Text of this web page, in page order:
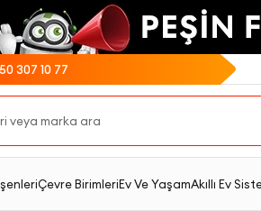
307 10 77
Çevre BirimleriEv Ve YaşamAkıllı Ev